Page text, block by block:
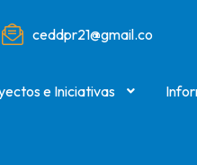
ceddpr21@gmail.com
e Iniciativas